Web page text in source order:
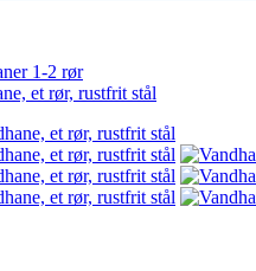
1-2 rør
et rør, rustfrit stål